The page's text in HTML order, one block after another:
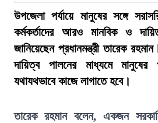
উপজেলা পর্যায়ে মানুষের সঙ্গে
কর্মকর্তাদের আরও মানবিক ও
জানিয়েছেন প্রধানমন্ত্রী তারেক
দায়িত্ব পালনের মাধ্যমে
যথাযথভাবে কাজে লাগাতে হবে।
তারেক রহমান বলেন, একজন